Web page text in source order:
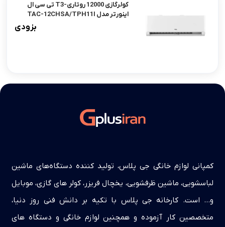
کولرگازی 12000 روتاری-T3 تی سی ال
اینوِرتر مدل TAC-12CHSA/TPH11I
بزودی
کمپانی لوازم خانگی جی پلاس، تولید کننده دستگاه‌های ماشین
لباسشویی، ماشین ظرفشویی، یخچال فریزر، کولر های گازی، موبایل
و… است. کارخانه جی پلاس با تکیه بر دانش فنی روز دنیا،
متخصصین کار آزموده و همچنین لوازم خانگی و دستگاه های